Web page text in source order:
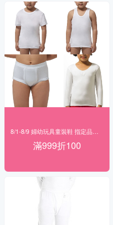
滿999折100